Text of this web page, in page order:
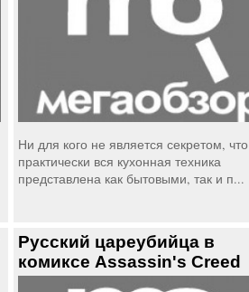
Ни для кого не является секретом, что
практически вся кухонная техника
представлена как бытовыми, так и п...
Русский цареубийца в
комиксе Assassin's Creed